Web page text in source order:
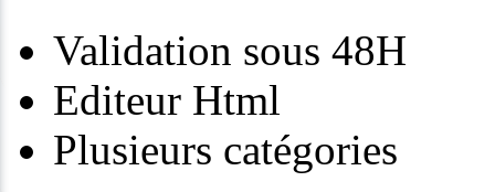
Validation sous 48H
Editeur Html
Plusieurs catégories